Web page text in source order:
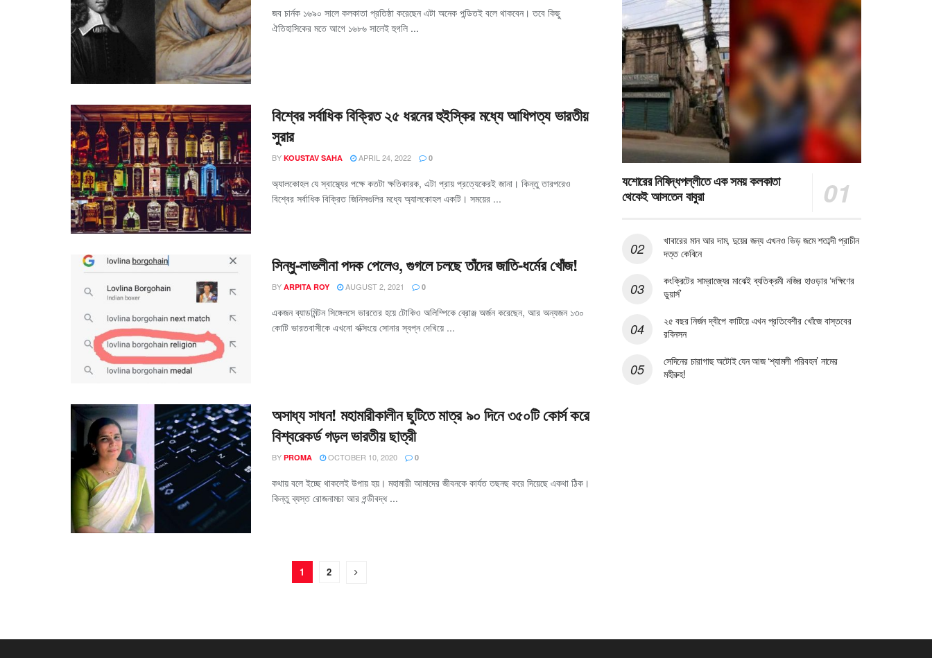
জব চার্নক ১৬৯০ সালে কলকাতা প্রতিষ্ঠা করেছেন এটা অনেক পন্ডিতই বলে থাকবেন। তবে কিছু
ঐতিহাসিকের মতে আগে ১৬৮৬ সালেই হুগলি ...
বিশ্বের সর্বাধিক বিক্রিত ২৫ ধরনের হুইস্কির মধ্যে আধিপত্য ভারতীয়
সুরার
BY KOUSTAV SAHA APRIL 24, 2022 0
অ্যালকোহল যে স্বাস্থ্যের পক্ষে কতটা ক্ষতিকারক, এটা প্রায় প্রত্যেকেরই জানা। কিন্তু তারপরেও
বিশ্বের সর্বাধিক বিক্রিত জিনিসগুলির মধ্যে অ্যালকোহল একটি। সময়ের ...
সিন্ধু-লাভলীনা পদক পেলেও, গুগলে চলছে তাঁদের জাতি-ধর্মের খোঁজ!
BY ARPITA ROY AUGUST 2, 2021 0
একজন ব্যাডমিন্টন সিঙ্গেলসে ভারতের হয়ে টোকিও অলিম্পিকে ব্রোঞ্জ অর্জন করেছেন, আর অন্যজন ১৩০
কোটি ভারতবাসীকে এখনো বক্সিংয়ে সোনার স্বপ্ন দেখিয়ে ...
অসাধ্য সাধন! মহামারীকালীন ছুটিতে মাত্র ৯০ দিনে ৩৫০টি কোর্স করে
বিশ্বরেকর্ড গড়ল ভারতীয় ছাত্রী
BY PROMA OCTOBER 10, 2020 0
কথায় বলে ইচ্ছে থাকলেই উপায় হয়। মহামারী আমাদের জীবনকে কার্যত তছনছ করে দিয়েছে একথা ঠিক।
কিন্তু ব্যস্ত রোজনামচা আর গন্ডীবদ্ধ ...
1 2
যশোরের নিষিদ্ধপল্লীতে এক সময় কলকাতা
থেকেই আসতেন বাবুরা
খাবারের মান আর দাম, দুয়ের জন্য এখনও ভিড় জমে শতাব্দী প্রাচীন
দত্ত কেবিনে
কংক্রিটের সাম্রাজ্যের মাঝেই ব্যতিক্রমী নজির হাওড়ার ‘দক্ষিণের
ডুয়ার্স’
২৫ বছর নির্জন দ্বীপে কাটিয়ে এখন প্রতিবেশীর খোঁজে বাস্তবের
রবিনসন
সেদিনের চারাগাছ অটোই যেন আজ ‘শ্যামলী পরিবহন’ নামের
মহীরুহ!